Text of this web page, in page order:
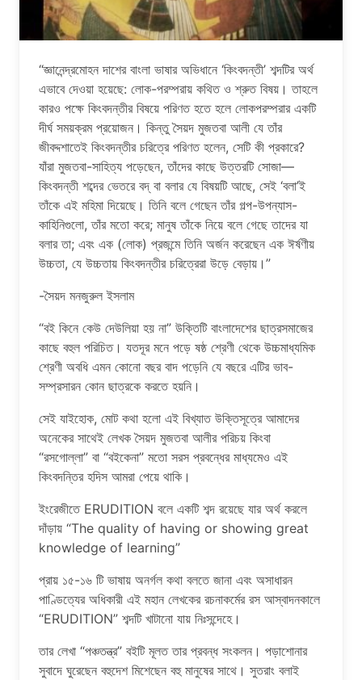
“জ্ঞানেন্দ্রমোহন দাশের বাংলা ভাষার অভিধানে ‘কিংবদন্তী’ শব্দটির অর্থ
এভাবে দেওয়া হয়েছে: লোক-পরম্পরায় কথিত ও শ্রুত বিষয়। তাহলে
কারও পক্ষে কিংবদন্তীর বিষয়ে পরিণত হতে হলে লোকপরম্পরার একটি
দীর্ঘ সময়ক্রম প্রয়োজন। কিন্তু সৈয়দ মুজতবা আলী যে তাঁর
জীবদ্দশাতেই কিংবদন্তীর চরিত্রে পরিণত হলেন, সেটি কী প্রকারে?
যাঁরা মুজতবা-সাহিত্য পড়েছেন, তাঁদের কাছে উত্তরটি সোজা—
কিংবদন্তী শব্দের ভেতরে বদ্ বা বলার যে বিষয়টি আছে, সেই ‘বলা’ই
তাঁকে এই মহিমা দিয়েছে। তিনি বলে গেছেন তাঁর গল্প-উপন্যাস-
কাহিনিগুলো, তাঁর মতো করে; মানুষ তাঁকে নিয়ে বলে গেছে তাদের যা
বলার তা; এবং এক (লোক) প্রজন্মে তিনি অর্জন করেছেন এক ঈর্ষণীয়
উচ্চতা, যে উচ্চতায় কিংবদন্তীর চরিত্রেরা উড়ে বেড়ায়।”
-সৈয়দ মনজুরুল ইসলাম
“বই কিনে কেউ দেউলিয়া হয় না” উক্তিটি বাংলাদেশের ছাত্রসমাজের
কাছে বহুল পরিচিত। যতদূর মনে পড়ে ষষ্ঠ শ্রেণী থেকে উচ্চমাধ্যমিক
শ্রেণী অবধি এমন কোনো বছর বাদ পড়েনি যে বছরে এটির ভাব-
সম্প্রসারন কোন ছাত্রকে করতে হয়নি।
সেই যাইহোক, মোট কথা হলো এই বিখ্যাত উক্তিসূত্রে আমাদের
অনেকের সাথেই লেখক সৈয়দ মুজতবা আলীর পরিচয় কিংবা
“রসগোল্লা” বা “বইকেনা” মতো সরস প্রবন্ধের মাধ্যমেও এই
কিংবদন্তির হদিস আমরা পেয়ে থাকি।
ইংরেজীতে ERUDITION বলে একটি শব্দ রয়েছে যার অর্থ করলে
দাঁড়ায় “The quality of having or showing great
knowledge of learning”
প্রায় ১৫-১৬ টি ভাষায় অনর্গল কথা বলতে জানা এবং অসাধারন
পাণ্ডিত্যের অধিকারী এই মহান লেখকের রচনাকর্মের রস আস্বাদনকালে
“ERUDITION” শব্দটি খাটানো যায় নিঃসন্দেহে।
তার লেখা “পঞ্চতন্ত্র” বইটি মূলত তার প্রবন্ধ সংকলন। পড়াশোনার
সুবাদে ঘুরেছেন বহুদেশ মিশেছেন বহু মানুষের সাথে। সুতরাং বলাই